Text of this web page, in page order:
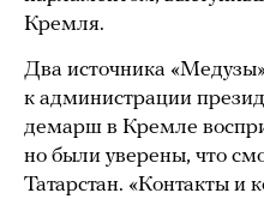
Кремля.
Два источника
к администрации
демарш в Кремле
но были уверены, что
Татарстан. «Контакты и